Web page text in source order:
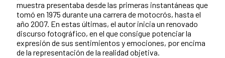
muestra presentaba desde las primeras instantáneas que
tomó en 1975 durante una carrera de motocrós, hasta el
año 2007. En estas últimas, el autor inicia un renovado
discurso fotográfico, en el que consigue potenciar la
expresión de sus sentimientos y emociones, por encima
de la representación de la realidad objetiva.